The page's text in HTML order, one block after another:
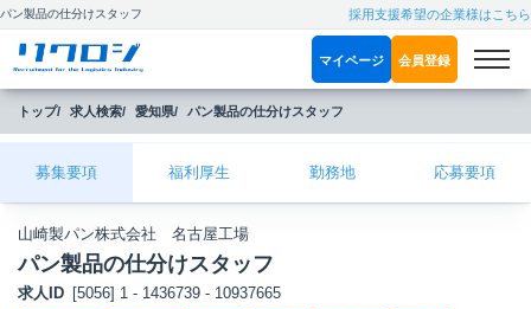
パン製品の仕分けスタッフ 採用支援希望の企業様はこちら
マイページ 会員登録
トップ 求人検索 愛知県 パン製品の仕分けスタッフ
募集要項 福利厚生 勤務地 応募要項
山崎製パン株式会社 名古屋工場
パン製品の仕分けスタッフ
求人ID [5056] 1 - 1436739 - 10937665